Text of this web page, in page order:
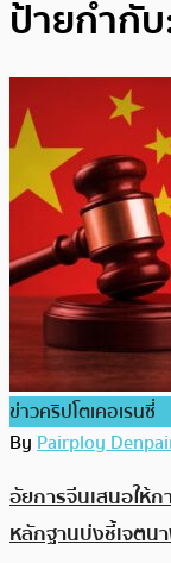
ป้ายกำกั
ข่าวคริปโตเคอเรนซี่
ByPairploy
อัยการจีนเสนอให้ก
หลักฐานบ่งชี้เจตน